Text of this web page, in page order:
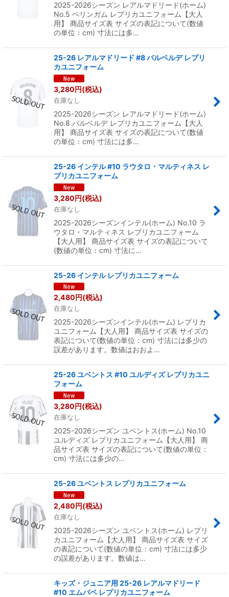
2025-2026シーズン レアルマドリード(ホーム)
No.5 ベリンガム レプリカユニフォーム【大人
用】 商品サイズ表 サイズの表記について(数値
の単位：cm) 寸法には多…
25-26 レアルマドリード #8 バルベルデ レプリ
カユニフォーム
3,280円(税込)
在庫なし
2025-2026シーズン レアルマドリード(ホーム)
No.8 バルベルデ レプリカユニフォーム【大人
用】 商品サイズ表 サイズの表記について(数値
の単位：cm) 寸法には多…
25-26 インテル #10 ラウタロ・マルティネス レ
プリカユニフォーム
3,280円(税込)
在庫なし
2025-2026シーズンインテル(ホーム) No.10 ラ
ウタロ・マルティネス レプリカユニフォーム
【大人用】 商品サイズ表 サイズの表記について
(数値の単位：cm) 寸法に…
25-26 インテル レプリカユニフォーム
2,480円(税込)
在庫なし
2025-2026シーズンインテル(ホーム) レプリカ
ユニフォーム【大人用】 商品サイズ表 サイズの
表記について(数値の単位：cm) 寸法には多少の
誤差があります。数値はおおよ…
25-26 ユベントス #10 ユルディズ レプリカユニ
フォーム
3,280円(税込)
在庫なし
2025-2026シーズン ユベントス(ホーム) No.10
ユルディズ レプリカユニフォーム【大人用】 商
品サイズ表 サイズの表記について(数値の単位：
cm) 寸法には多少の…
25-26 ユベントス レプリカユニフォーム
2,480円(税込)
在庫なし
2025-2026シーズン ユベントス(ホーム) レプリ
カユニフォーム【大人用】 商品サイズ表 サイズ
の表記について(数値の単位：cm) 寸法には多少
の誤差があります。数値は…
キッズ・ジュニア用 25-26 レアルマドリード
#10 エムバペ レプリカユニフォーム